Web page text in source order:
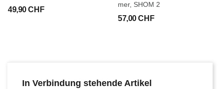
49,90 CHF
mer, SHOM 2
57,00 CHF
In Verbindung stehende Artikel